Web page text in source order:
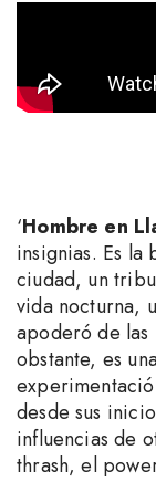
‘Hombre en
insignias. Es la
ciudad, un
vida nocturna,
apoderó de las
obstante, es
desde sus
influencias de
thrash, el